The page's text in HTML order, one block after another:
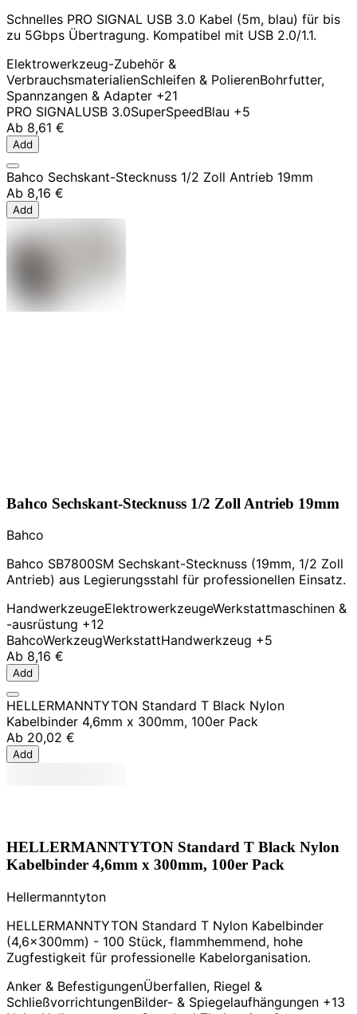
Schnelles PRO SIGNAL USB 3.0 Kabel (5m, blau) für bis
zu 5Gbps Übertragung. Kompatibel mit USB 2.0/1.1.
Elektrowerkzeug-Zubehör &
VerbrauchsmaterialienSchleifen & PolierenBohrfutter,
Spannzangen & Adapter +21
PRO SIGNALUSB 3.0SuperSpeedBlau +5
Ab 8,61 €
Add
Bahco Sechskant-Stecknuss 1/2 Zoll Antrieb 19mm
Ab 8,16 €
Add
Bahco Sechskant-Stecknuss 1/2 Zoll Antrieb 19mm
Bahco
Bahco SB7800SM Sechskant-Stecknuss (19mm, 1/2 Zoll
Antrieb) aus Legierungsstahl für professionellen Einsatz.
HandwerkzeugeElektrowerkzeugeWerkstattmaschinen &
-ausrüstung +12
BahcoWerkzeugWerkstattHandwerkzeug +5
Ab 8,16 €
Add
HELLERMANNTYTON Standard T Black Nylon
Kabelbinder 4,6mm x 300mm, 100er Pack
Ab 20,02 €
Add
HELLERMANNTYTON Standard T Black Nylon
Kabelbinder 4,6mm x 300mm, 100er Pack
Hellermanntyton
HELLERMANNTYTON Standard T Nylon Kabelbinder
(4,6x300mm) - 100 Stück, flammhemmend, hohe
Zugfestigkeit für professionelle Kabelorganisation.
Anker & BefestigungenÜberfallen, Riegel &
SchließvorrichtungenBilder- & Spiegelaufhängungen +13